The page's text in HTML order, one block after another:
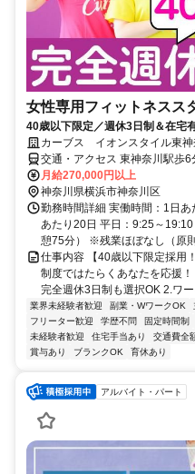
女性専用フィットネスス
40歳以下限定／週休3日制＆在宅
カーブス イオンスタイル東神
交通・アクセス 東神奈川駅歩6
月給270,000円以上
神奈川県横浜市神奈川区
勤務時間詳細 実働時間：1日
あたり20日 平日：9:25～
憩75分） ※残業ほぼなし（原則
仕事内容 【40歳以下限定採用
制度ではたらくあなたを応援
完全週休3日制も選択OK 2.ワ
業界未経験者歓迎 副業・WワークOK
フリーター歓迎
学歴不問 固定時間制
未経験者歓迎
住宅手当あり 交通費全
賞与あり
ブランクOK 育休あり
アルバイト・パート